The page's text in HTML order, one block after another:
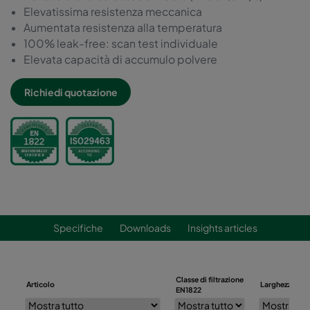
Elevatissima resistenza meccanica
Aumentata resistenza alla temperatura
100% leak-free: scan test individuale
Elevata capacità di accumulo polvere
Richiedi quotazione
Specifiche Downloads Insights articles
Articolo
Classe di filtrazione
EN1822
Larghezza